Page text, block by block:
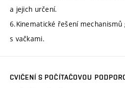
a jejich určení.
6.Kinematické řešení
s vačkami.
CVIČENÍ S POČÍTAČOVOU